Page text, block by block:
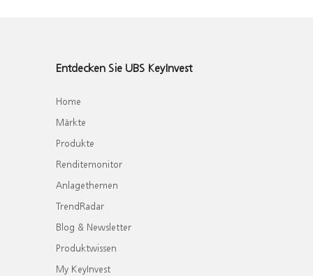
Entdecken Sie UBS KeyInvest
Home
Märkte
Produkte
Renditemonitor
Anlagethemen
TrendRadar
Blog & Newsletter
Produktwissen
My KeyInvest